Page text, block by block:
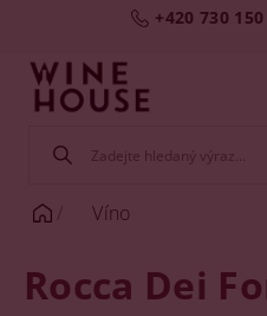
+420 730 150
Víno
Rocca Dei